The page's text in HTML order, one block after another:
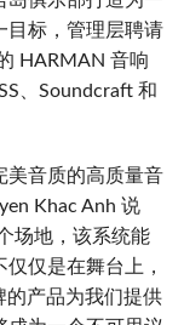
目标，管理层聘请
HARMAN 音响
、Soundcraft 和
美音质的高质量音
Khac Anh 说
场地，该系统能
仅是在舞台上，
的产品为我们提供